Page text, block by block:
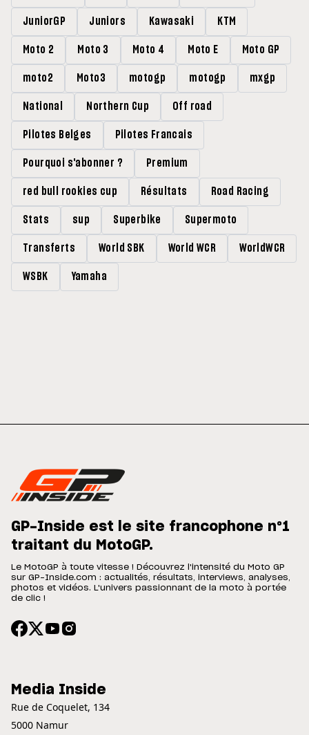
JuniorGP Juniors Kawasaki KTM
Moto 2 Moto 3 Moto 4 Moto E Moto GP
moto2 Moto3 motogp motogp mxgp
National Northern Cup Off road
Pilotes Belges Pilotes Francais
Pourquoi s'abonner ? Premium
red bull rookies cup Résultats Road Racing
Stats sup Superbike Supermoto
Transferts World SBK World WCR WorldWCR
WSBK Yamaha
GP-Inside est le site francophone n°1
traitant du MotoGP.
Le MotoGP à toute vitesse ! Découvrez l'intensité du Moto GP
sur GP-Inside.com : actualités, résultats, interviews, analyses,
photos et vidéos. L'univers passionnant de la moto à portée
de clic !
Media Inside
Rue de Coquelet, 134
5000 Namur